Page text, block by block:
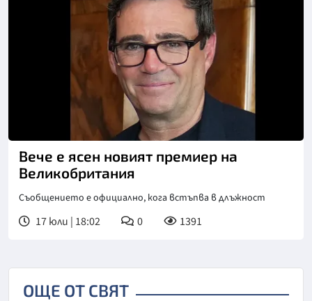
Вече е ясен новият премиер на
Великобритания
Съобщението е официално, кога встъпва в длъжност
17 юли | 18:02 0 1391
ОЩЕ ОТ СВЯТ